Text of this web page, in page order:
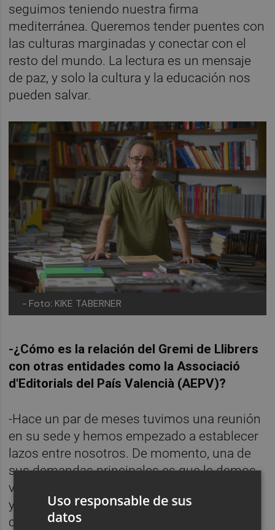
seguimos teniendo nuestra firma
mediterránea. Queremos tender puentes con
las culturas marginadas y conectar con el
resto del mundo. La lectura es un mensaje
de paz, y solo la cultura y la educación nos
pueden salvar.
- Foto: KIKE TABERNER
-¿Cómo es la relación del Gremi de Llibrers
con otras entidades como la Associació
d'Editorials del País Valencià (AEPV)?
-Hace un par de meses tuvimos una reunión
en su sede y hemos empezado a establecer
lazos entre nosotros. De momento, una de
sus demandas principales es que le demos
visibilidad a las editoriales valencianas, que
ya la tienen, a lo que nosotros respondemos
con que se pueden montar expositores con
Uso responsable de sus
datos